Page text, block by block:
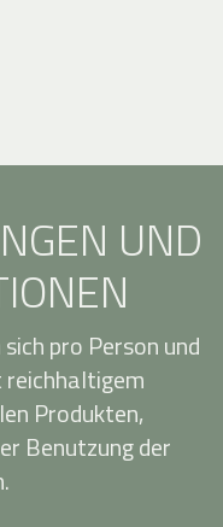
UND
pro Person und
reichhaltigem
Produkten,
Benutzung der